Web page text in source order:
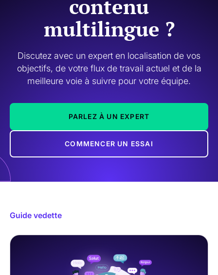
contenu
multilingue ?
Discutez avec un expert en localisation de vos
objectifs, de votre flux de travail actuel et de la
meilleure voie à suivre pour votre équipe.
PARLEZ À UN EXPERT
COMMENCER UN ESSAI
Guide vedette